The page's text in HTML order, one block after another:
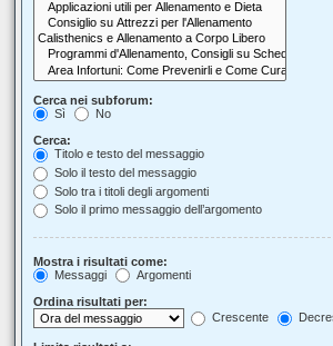
Cerca nei subforum:
Sì
No
Cerca:
Titolo e testo del messaggio
Solo il testo del messaggio
Solo tra i titoli degli argomenti
Solo il primo messaggio dell’argomento
Mostra i risultati come:
Messaggi
Argomenti
Ordina risultati per:
Crescente